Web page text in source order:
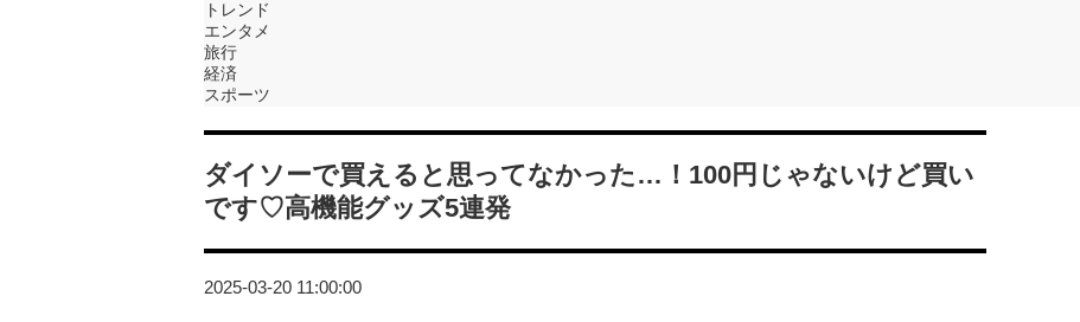
トレンド
エンタメ
旅行
経済
スポーツ
ダイソーで買えると思ってなかった…！100円じゃないけど買い
です♡高機能グッズ5連発
2025-03-20 11:00:00